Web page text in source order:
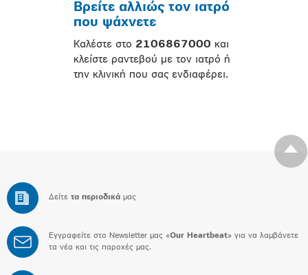
Βρείτε αλλιώς τον ιατρό
που ψάχνετε
Καλέστε στο 2106867000 και
κλείστε ραντεβού με τον ιατρό ή
την κλινική που σας ενδιαφέρει.
Δείτε τα περιοδικά μας
Εγγραφείτε στο Newsletter μας «Our Heartbeat» για να λαμβάνετε
τα νέα και τις παροχές μας.